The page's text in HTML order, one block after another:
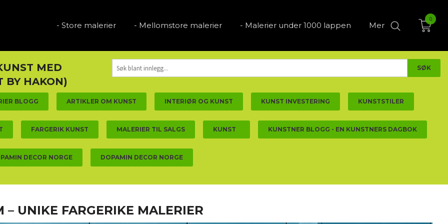
- Store malerier - Mellomstore malerier - Malerier under 1000 lappen Mer
0
MED
BY HAKON)
BLOGG ARTIKLER OM KUNST INTERIØR OG KUNST KUNST INVESTERING KUNSTSTILER
FARGERIK KUNST MALERIER TIL SALGS KUNST KUNSTNER BLOGG - EN KUNSTNERS DAGBOK
DECOR NORGE DOPAMIN DECOR NORGE
UNIKE FARGERIKE MALERIER